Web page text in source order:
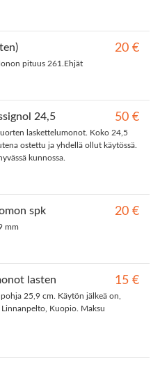
20 €
pituus 261.Ehjät
24,5 50 €
laskettelumonot. Koko 24,5
ostettu ja yhdellä ollut käytössä.
kunnossa.
spk 20 €
mm
lasten 15 €
25,9 cm. Käytön jälkeä on,
Kuopio. Maksu